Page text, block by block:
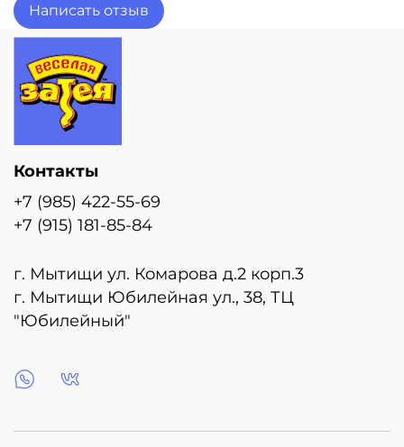
Написать отзыв
Контакты
+7 (985) 422-55-69
+7 (915) 181-85-84
г. Мытищи ул. Комарова д.2 корп.3
г. Мытищи Юбилейная ул., 38, ТЦ
"Юбилейный"